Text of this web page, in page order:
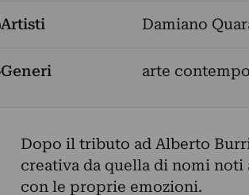
Artisti Damiano
Generi arte
Dopo il tributo ad Alberto
creativa da quella di nomi
con le proprie emozioni.